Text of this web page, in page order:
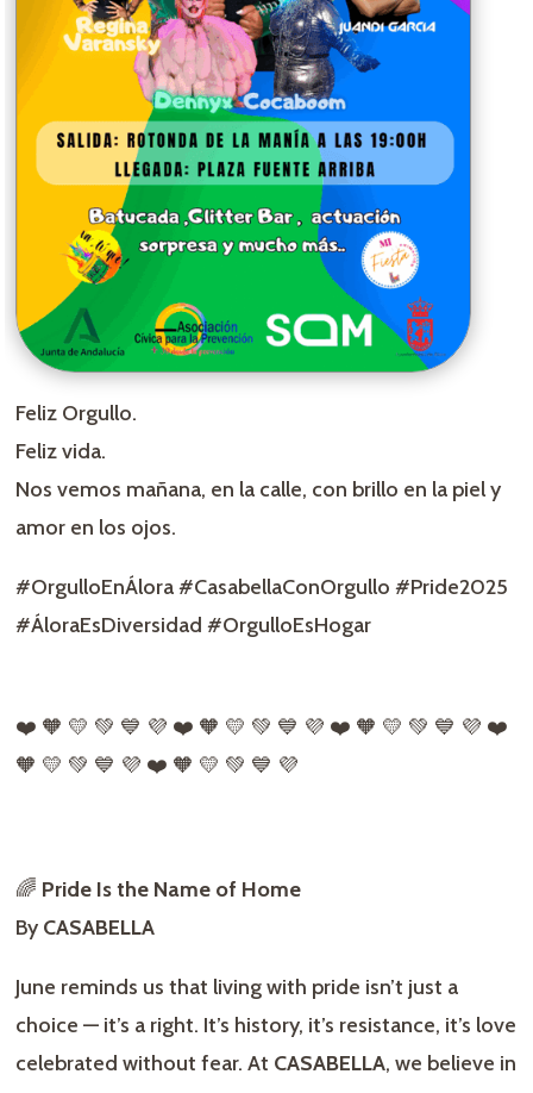
Feliz Orgullo.
Feliz vida.
Nos vemos mañana, en la calle, con brillo en la piel y
amor en los ojos.
#OrgulloEnÁlora #CasabellaConOrgullo #Pride2025
#ÁloraEsDiversidad #OrgulloEsHogar
❤️ 🧡 💛 💚 💙 💜 ❤️ 🧡 💛 💚 💙 💜 ❤️ 🧡 💛 💚 💙 💜 ❤️
🧡 💛 💚 💙 💜 ❤️ 🧡 💛 💚 💙 💜
🌈 Pride Is the Name of Home
By CASABELLA
June reminds us that living with pride isn’t just a
choice — it’s a right. It’s history, it’s resistance, it’s love
celebrated without fear. At CASABELLA, we believe in